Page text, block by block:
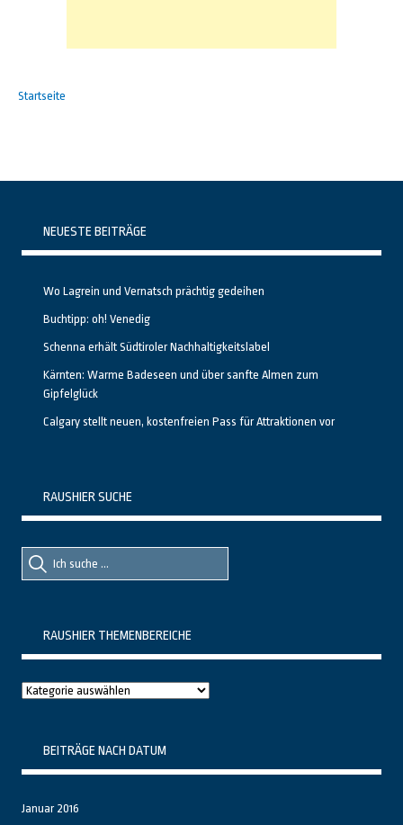
Startseite
NEUESTE BEITRÄGE
Wo Lagrein und Vernatsch prächtig gedeihen
Buchtipp: oh! Venedig
Schenna erhält Südtiroler Nachhaltigkeitslabel
Kärnten: Warme Badeseen und über sanfte Almen zum
Gipfelglück
Calgary stellt neuen, kostenfreien Pass für Attraktionen vor
RAUSHIER SUCHE
Suche
nach::
Suche
nach:
RAUSHIER THEMENBEREICHE
Raushier
BEITRÄGE NACH DATUM
Januar 2016